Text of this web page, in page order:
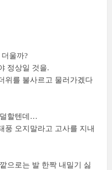
울까?
정상일 것을.
위를 불사르고 물러가겠다
할텐데…
풍 오지말라고 고사를 지내
으로는 발 한짝 내밀기 싫